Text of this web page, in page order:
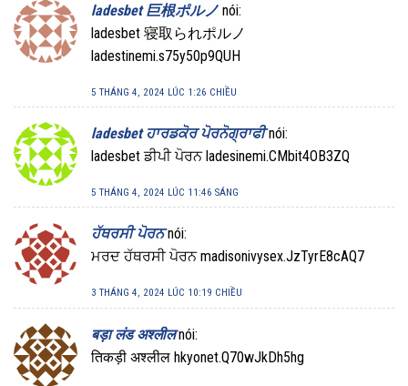
ladesbet 巨根ポルノ nói:
ladesbet 寝取られポルノ
ladestinemi.s75y50p9QUH
5 THÁNG 4, 2024 LÚC 1:26 CHIỀU
ladesbet ਹਾਰਡਕੋਰ ਪੋਰਨੋਗ੍ਰਾਫੀ nói:
ladesbet ਡੀਪੀ ਪੋਰਨ ladesinemi.CMbit4OB3ZQ
5 THÁNG 4, 2024 LÚC 11:46 SÁNG
ਹੱਥਰਸੀ ਪੋਰਨ nói:
ਮਰਦ ਹੱਥਰਸੀ ਪੋਰਨ madisonivysex.JzTyrE8cAQ7
3 THÁNG 4, 2024 LÚC 10:19 CHIỀU
बड़ा लंड अश्लील nói:
तिकड़ी अश्लील hkyonet.Q70wJkDh5hg